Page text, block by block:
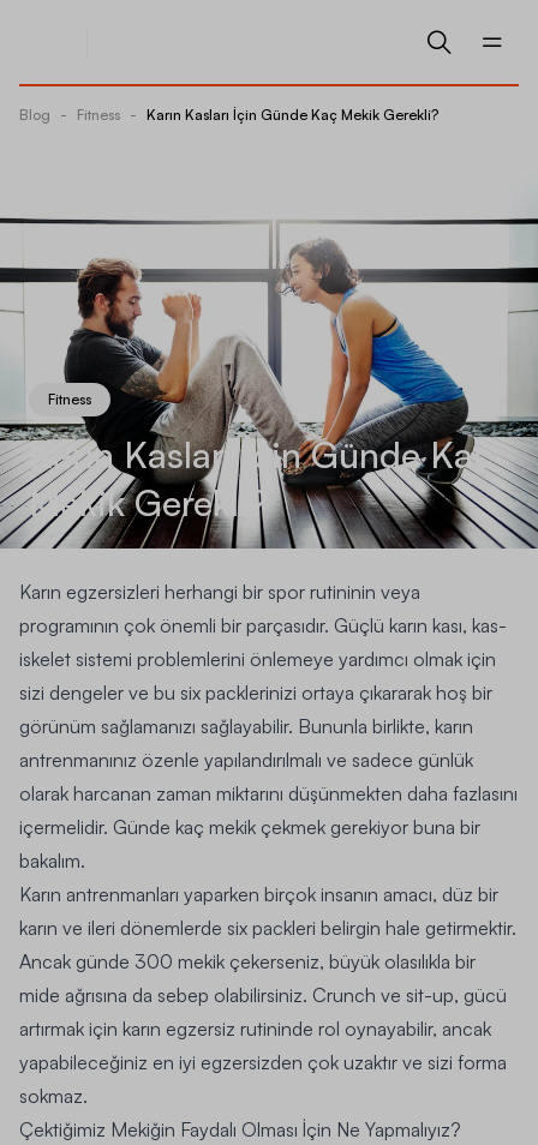
Blog - Fitness - Karın Kasları İçin Günde Kaç Mekik Gerekli?
Fitness
Karın Kasları İçin Günde Kaç
Mekik Gerekli?
Karın egzersizleri herhangi bir spor rutininin veya
programının çok önemli bir parçasıdır. Güçlü karın kası, kas-
iskelet sistemi problemlerini önlemeye yardımcı olmak için
sizi dengeler ve bu six packlerinizi ortaya çıkararak hoş bir
görünüm sağlamanızı sağlayabilir. Bununla birlikte, karın
antrenmanınız özenle yapılandırılmalı ve sadece günlük
olarak harcanan zaman miktarını düşünmekten daha fazlasını
içermelidir. Günde kaç mekik çekmek gerekiyor buna bir
bakalım.
Karın antrenmanları yaparken birçok insanın amacı, düz bir
karın ve ileri dönemlerde six packleri belirgin hale getirmektir.
Ancak günde 300 mekik çekerseniz, büyük olasılıkla bir
mide ağrısına da sebep olabilirsiniz. Crunch ve sit-up, gücü
artırmak için karın egzersiz rutininde rol oynayabilir, ancak
yapabileceğiniz en iyi egzersizden çok uzaktır ve sizi forma
sokmaz.
Çektiğimiz Mekiğin Faydalı Olması İçin Ne Yapmalıyız?